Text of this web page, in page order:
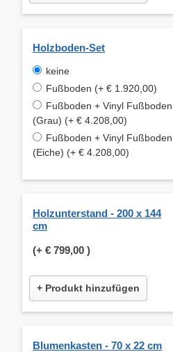
Holzboden-Set
keine
Fußboden (+ € 1.920,00)
Fußboden + Vinyl Fußboden
(Grau) (+ € 4.208,00)
Fußboden + Vinyl Fußboden
(Eiche) (+ € 4.208,00)
Holzunterstand - 200 x 144
cm
(+ € 799,00 )
+ Produkt hinzufügen
Blumenkasten - 70 x 22 cm